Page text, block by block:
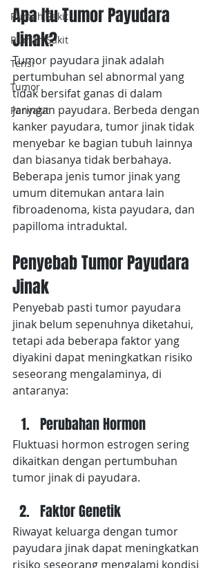
Rumah Sakit
Rumah Sakit
Tensi
Tumor
Penyakit
Apa Itu Tumor Payudara
Jinak?
Tumor payudara jinak adalah
pertumbuhan sel abnormal yang
tidak bersifat ganas di dalam
jaringan payudara. Berbeda dengan
kanker payudara, tumor jinak tidak
menyebar ke bagian tubuh lainnya
dan biasanya tidak berbahaya.
Beberapa jenis tumor jinak yang
umum ditemukan antara lain
fibroadenoma, kista payudara, dan
papilloma intraduktal.
Penyebab Tumor Payudara
Jinak
Penyebab pasti tumor payudara
jinak belum sepenuhnya diketahui,
tetapi ada beberapa faktor yang
diyakini dapat meningkatkan risiko
seseorang mengalaminya, di
antaranya:
Perubahan Hormon
Fluktuasi hormon estrogen sering
dikaitkan dengan pertumbuhan
tumor jinak di payudara.
Faktor Genetik
Riwayat keluarga dengan tumor
payudara jinak dapat meningkatkan
risiko seseorang mengalami kondisi